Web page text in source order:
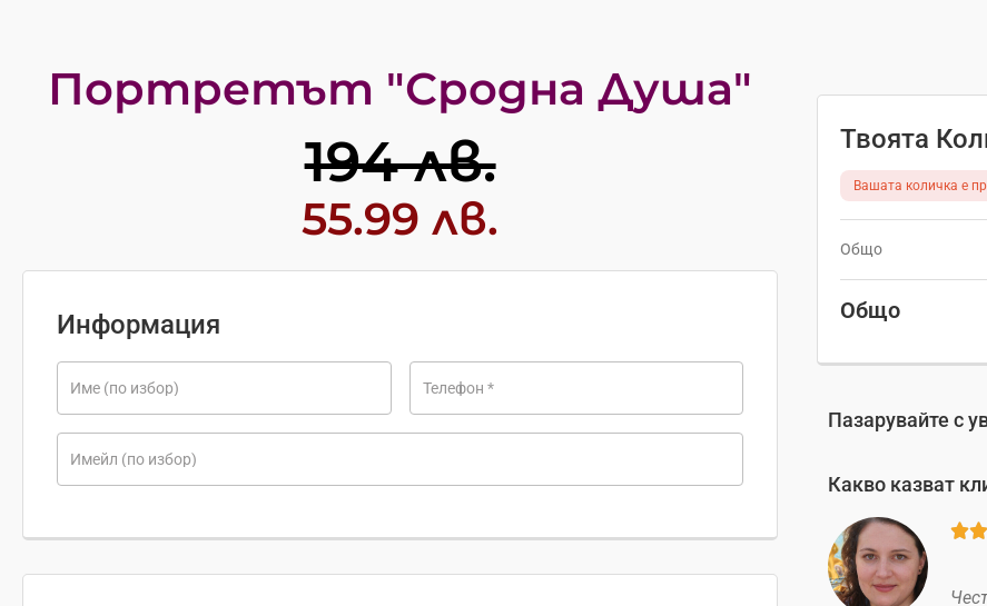
Портретът "Сродна Душа"
194 лв.
55.99 лв.
Информация
Име (по избор) Телефон *
Имейл (по избор)
Твоята
Вашата количка е
Общо
Общо
Пазарувайте с
Какво казват
